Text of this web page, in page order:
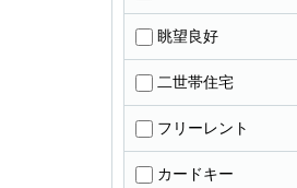
眺望良好
二世帯住宅
フリーレント
カードキー